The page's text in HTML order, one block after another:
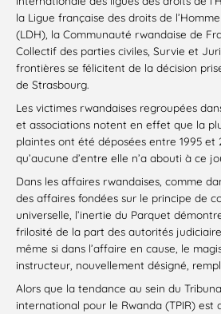
la Ligue française des droits de
(LDH), la Communauté rwandaise de
Collectif des parties civiles, Survie et
frontières se félicitent de la décision
de Strasbourg.
Les victimes rwandaises regroupées
et associations notent en effet que la
plaintes ont été déposées entre 1995 et
qu’aucune d’entre elle n’a abouti à ce
Dans les affaires rwandaises, comme
des affaires fondées sur le principe de
universelle, l’inertie du Parquet
frilosité de la part des autorités
même si dans l’affaire en cause, le
instructeur, nouvellement désigné,
Alors que la tendance au sein du
international pour le Rwanda (TPIR) est